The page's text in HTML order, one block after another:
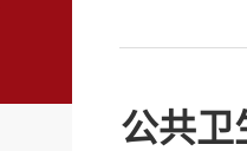
公共卫